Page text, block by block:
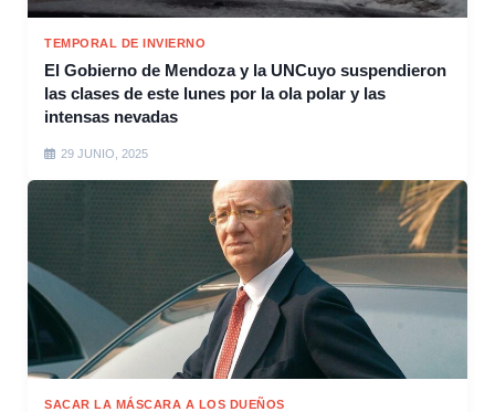
TEMPORAL DE INVIERNO
El Gobierno de Mendoza y la UNCuyo suspendieron
las clases de este lunes por la ola polar y las
intensas nevadas
29 JUNIO, 2025
SACAR LA MÁSCARA A LOS DUEÑOS